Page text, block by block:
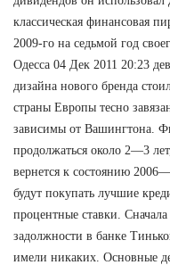
классическая финансовая
2009-го на седьмой год
Одесса 04 Дек 2011 20:23
дизайна нового бренда
страны Европы тесно
зависимы от Вашингтона.
продолжаться около 2—3
вернется к состоянию
будут покупать лучшие
процентные ставки.
задолжности в банке
имели никаких. Основные